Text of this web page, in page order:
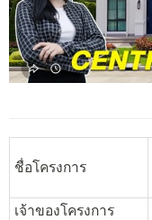
ชื่อโครงการ
เจ้าของโครงการ